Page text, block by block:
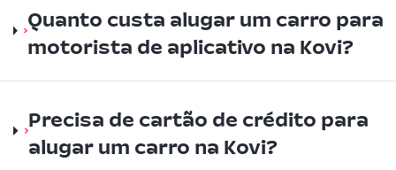
Quanto custa alugar um carro para
motorista de aplicativo na Kovi?
Precisa de cartão de crédito para
alugar um carro na Kovi?